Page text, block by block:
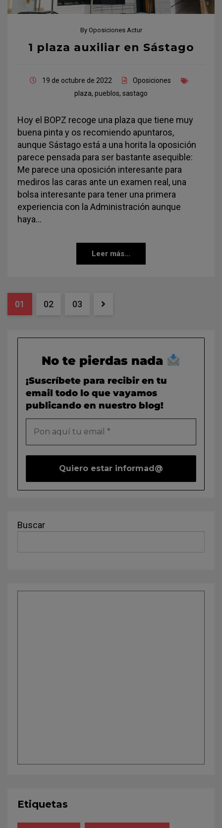
By Oposiciones Actur
1 plaza auxiliar en Sástago
19 de octubre de 2022
Oposiciones
plaza, pueblos, sastago
Hoy el BOPZ recoge una plaza que tiene muy
buena pinta y os recomiendo apuntaros,
aunque Sástago está a una horita la oposición
parece pensada para ser bastante asequible:
Me parece una oposición interesante para
mediros las caras ante un examen real, una
bolsa interesante para tener una primera
experiencia con la Administración aunque
haya…
Leer más...
01 02 03
No te pierdas nada
¡Suscríbete para recibir en tu
email todo lo que vayamos
publicando en nuestro blog!
Buscar
Etiquetas